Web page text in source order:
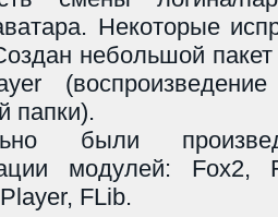
Некоторые
небольшой
папки).
были
модулей: Fox2,
FLib.